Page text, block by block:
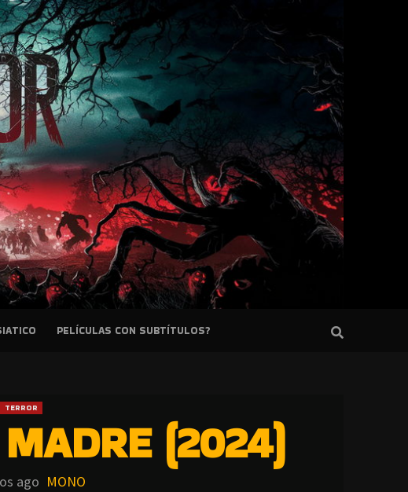
PELÍCULAS CON SUBTÍTULOS?
TERROR
(2024)
ago MONO